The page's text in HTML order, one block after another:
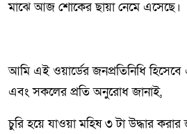
মাঝে আজ শোকের ছায়া নেমে এসেছে।
আমি এই ওয়ার্ডের জনপ্রতিনিধি
এবং সকলের প্রতি অনুরোধ জানাই,
চুরি হয়ে যাওয়া মহিষ ৩ টা উদ্ধার করার